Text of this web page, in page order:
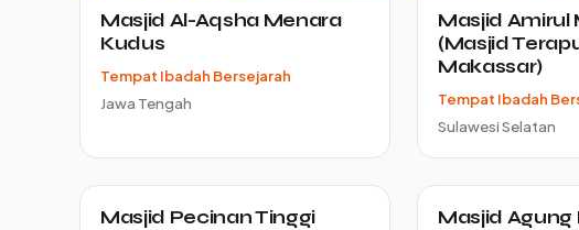
Masjid Al-Aqsha Menara
Kudus
Tempat Ibadah Bersejarah
Jawa Tengah
Masjid Amirul
(Masjid
Makassar)
Tempat Ibadah
Sulawesi Selatan
Masjid Pecinan Tinggi Masjid Agung